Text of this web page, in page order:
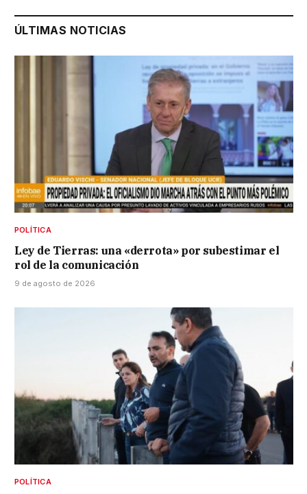
ÚLTIMAS NOTICIAS
POLÍTICA
Ley de Tierras: una «derrota» por subestimar el
rol de la comunicación
9 de agosto de 2026
POLÍTICA